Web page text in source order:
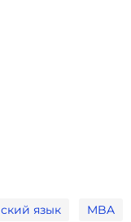
язык MBA